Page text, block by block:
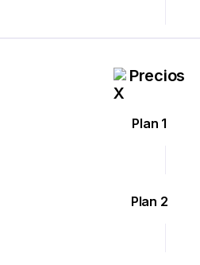
Precios
Plan 1
Plan 2